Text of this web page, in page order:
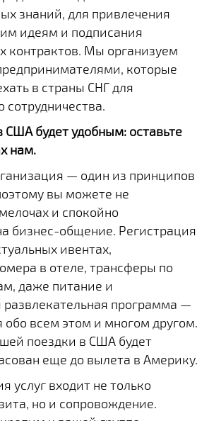
знаний, для привлечения
идеям и подписания
контрактов. Мы организуем
которые
в страны СНГ для
США будет удобным: оставьте
нам.
— один из принципов
вы можете не
и спокойно
бизнес-общение. Регистрация
ивентах,
в отеле, трансферы по
даже питание и
развлекательная программа —
всем этом и многом другом.
поездки в США будет
еще до вылета в Америку.
услуг входит не только
но и сопровождение.